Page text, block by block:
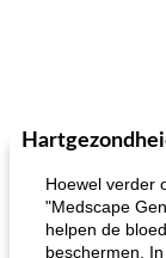
Hoewel verder
"Medscape
helpen de
beschermen.